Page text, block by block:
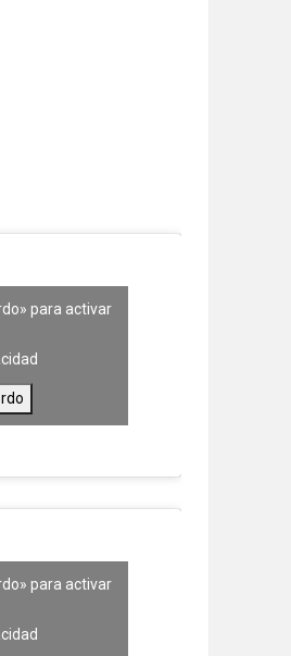
para activar
para activar